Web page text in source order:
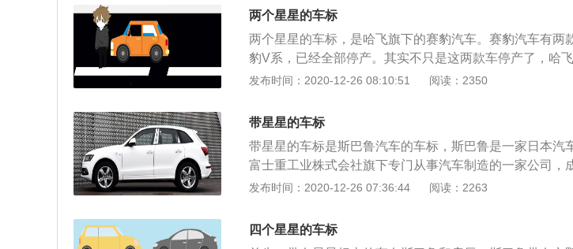
是，斯巴鲁的可靠性和质量还是不错的。
机的最大功率转速为6000转每分钟，最大扭矩转速为4400
搭载了多点电喷技术，并且使用了铝合金缸盖缸体。与这
手动变速箱。2.0升自然吸气发动机拥有150马力和198牛
动机的最大功率转速为6000转每分钟，最大扭矩转速为
机搭载了缸内直喷技术，并且使用了铝合金缸盖缸体。与
有两个锥轮和一个钢片链条。cvt变速箱的钢片链条是可以
的前悬架使用了麦弗逊独立悬架，后悬架使用了多连杆独
两个星星的车标
两个星星的车标，是哈飞旗下的赛豹汽车。赛豹汽车有两
豹V系，已经全部停产。其实不只是这两款车停产了，哈
停产了。要注意的是，哈飞汽车本身的品牌LOGO不是两
凑型车。全系搭载1.6L直列4缸自然吸气发动机，匹配5挡
速箱，最大功率74KW，最大扭矩133N·m。赛豹V系，官
车型定位紧凑型车。这里多说一句，如果是二手的哈飞赛
因为这车停产了好多年，二是因为这车本身保有量就少，
问题。
发布时间：2020-12-26 08:10:51 阅读：2350
带星星的车标
带星星的车标是斯巴鲁汽车的车标，斯巴鲁是一家日本汽
富士重工业株式会社旗下专门从事汽车制造的一家公司，
的车标背景色是蓝色，车标上有六个星星。国内还是有很
v，brz，翼豹等。斯巴鲁旗下的车型都搭载了水平对置发
世界只有斯巴鲁和保时捷使用。大家可以将水平对置发动
发布时间：2020-12-26 07:36:44 阅读：2263
四个星星的车标